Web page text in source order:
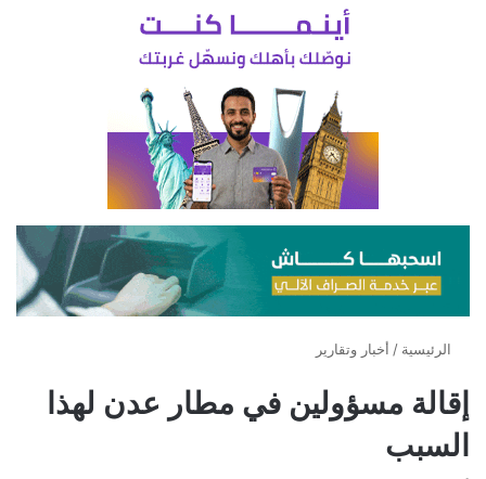
الرئيسية / أخبار وتقارير
إقالة مسؤولين في مطار عدن لهذا
السبب